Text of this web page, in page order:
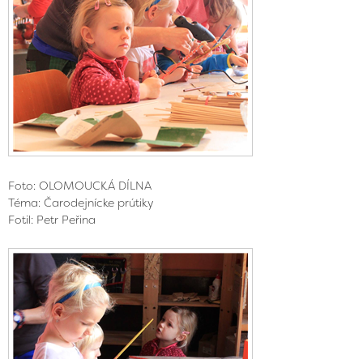
Foto: OLOMOUCKÁ DÍLNA
Téma: Čarodejnícke prútiky
Fotil: Petr Peřina